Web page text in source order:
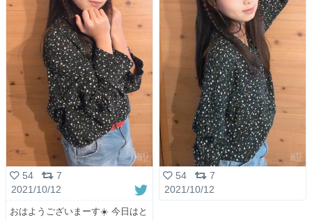
54
7
2021/10/12
おはようございまーす☀️ 今日はと
54
7
2021/10/12